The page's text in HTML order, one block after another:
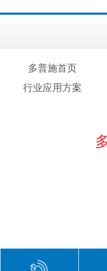
多普施首页
行业应用方案